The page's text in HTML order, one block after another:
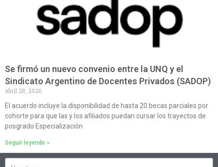
Se firmó un nuevo convenio entre la UNQ y el
Sindicato Argentino de Docentes Privados (SADOP)
abril 28, 2026
El acuerdo incluye la disponibilidad de hasta 20 becas parciales por
cohorte para que las y los afiliados puedan cursar los trayectos de
posgrado Especialización
Seguir leyendo »